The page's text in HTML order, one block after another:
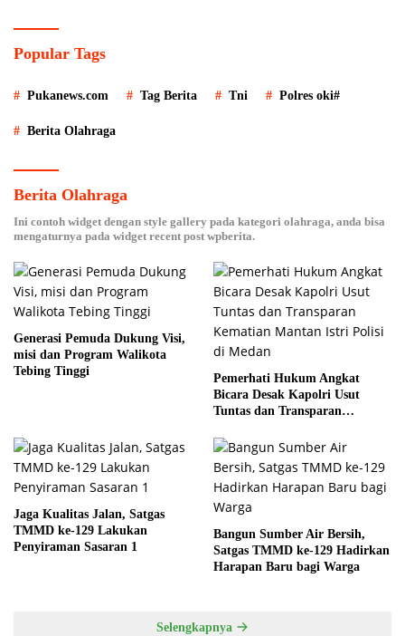
Popular Tags
Pukanews.com Tag Berita Tni Polres oki#
Berita Olahraga
Berita Olahraga
Ini contoh widget dengan style gallery pada kategori olahraga, anda bisa
mengaturnya pada widget recent post wpberita.
Generasi Pemuda Dukung Visi,
misi dan Program Walikota
Tebing Tinggi
Pemerhati Hukum Angkat
Bicara Desak Kapolri Usut
Tuntas dan Transparan
Medan
Jaga Kualitas Jalan, Satgas
TMMD ke-129 Lakukan
Penyiraman Sasaran 1
Bangun Sumber Air Bersih,
Satgas TMMD ke-129 Hadirkan
Harapan Baru bagi Warga
Selengkapnya